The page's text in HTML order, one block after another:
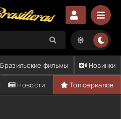
Бразильские фильмы Новинки
Новости Топ сериалов